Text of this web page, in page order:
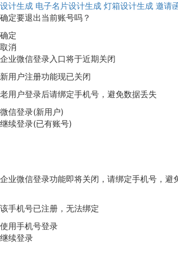
设计生成 电子名片设计生成 灯箱设计生成 邀请
确定要退出当前账号吗？
确定
取消
企业微信登录入口将于近期关闭
新用户注册功能现已关闭
老用户登录后请绑定手机号，避免数据丢失
微信登录(新用户)
继续登录(已有账号)
企业微信登录功能即将关闭，请绑定手机号，避
该手机号已注册，无法绑定
使用手机号登录
继续登录